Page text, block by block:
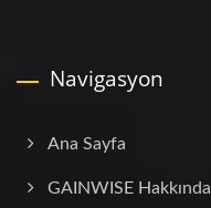
Navigasyon
Ana Sayfa
GAINWISE Hakkında